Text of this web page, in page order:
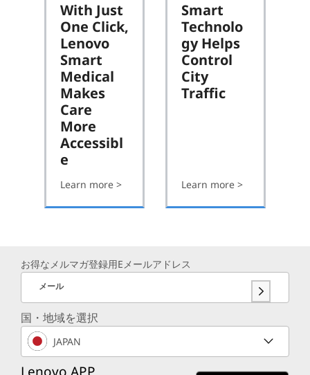
、
種
With Just
One Click,
Lenovo
Smart
Medical
Makes
Care
More
Accessibl
e
Learn more >
Smart
Technolo
gy Helps
Control
City
Traffic
Learn more >
お得なメルマガ登録用Eメールアドレス
メール
国・地域を選択
JAPAN